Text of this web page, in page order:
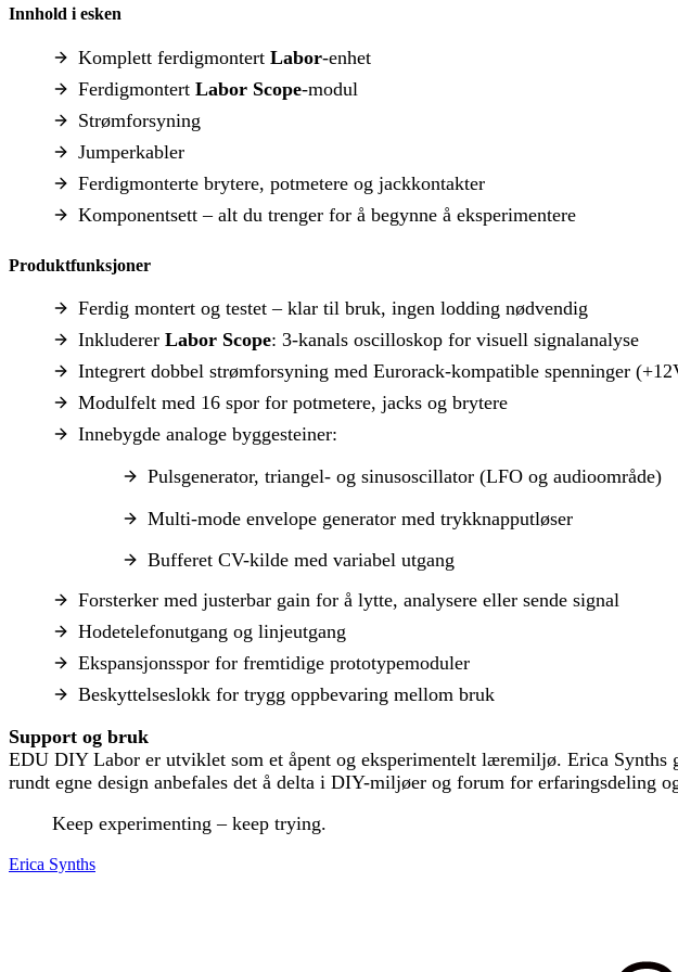
Innhold i esken
Komplett ferdigmontert Labor-enhet
Ferdigmontert Labor Scope-modul
Strømforsyning
Jumperkabler
Ferdigmonterte brytere, potmetere og jackkontakter
Komponentsett – alt du trenger for å begynne å eksperimentere
Produktfunksjoner
Ferdig montert og testet – klar til bruk, ingen lodding nødvendig
Inkluderer Labor Scope: 3-kanals oscilloskop for visuell signalanalyse
Integrert dobbel strømforsyning med Eurorack-kompatible spenninger
Modulfelt med 16 spor for potmetere, jacks og brytere
Innebygde analoge byggesteiner:
Pulsgenerator, triangel- og sinusoscillator (LFO og audioområde)
Multi-mode envelope generator med trykknapputløser
Bufferet CV-kilde med variabel utgang
Forsterker med justerbar gain for å lytte, analysere eller sende signal
Hodetelefonutgang og linjeutgang
Ekspansjonsspor for fremtidige prototypemoduler
Beskyttelseslokk for trygg oppbevaring mellom bruk
Support og bruk
EDU DIY Labor er utviklet som et åpent og eksperimentelt læremiljø. Erica
rundt egne design anbefales det å delta i DIY-miljøer og forum for erfaringsdeling
Keep experimenting – keep trying.
Erica Synths